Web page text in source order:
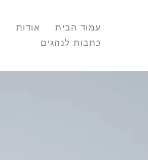
עמוד הבית אודות
כתבות לנהגים